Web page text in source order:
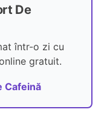
De
într-o zi cu
gratuit.
Cafeină